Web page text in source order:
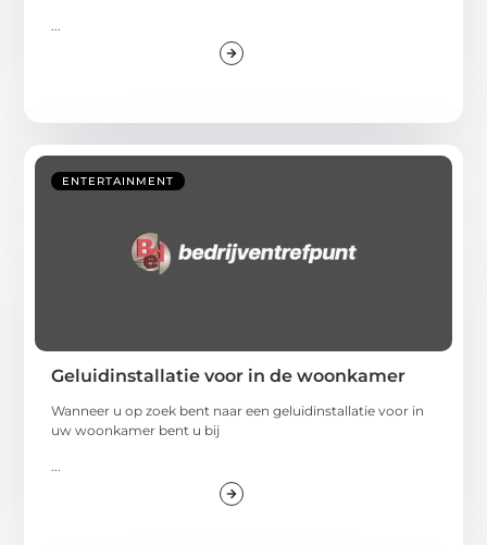
...
ENTERTAINMENT
Geluidinstallatie voor in de woonkamer
Wanneer u op zoek bent naar een geluidinstallatie voor in
uw woonkamer bent u bij